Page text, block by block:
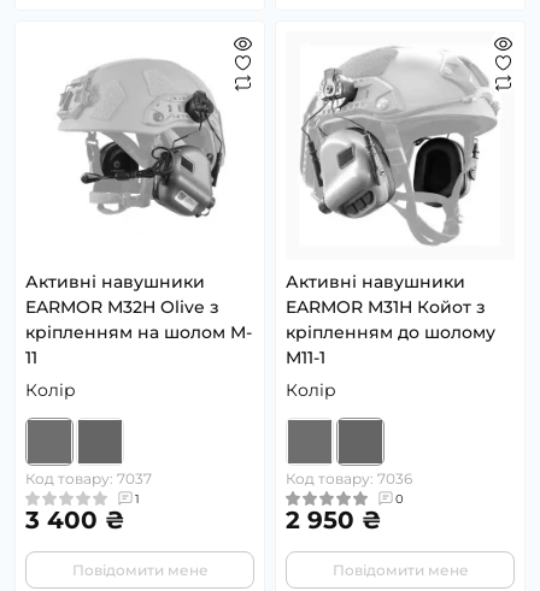
Активні навушники
EARMOR M32Н Olive з
кріпленням на шолом M-
11
Колір
Код товару: 7037
1
3 400 ₴
Повідомити мене
Активні навушники
EARMOR M31Н Койот з
кріпленням до шолому
M11-1
Колір
Код товару: 7036
0
2 950 ₴
Повідомити мене